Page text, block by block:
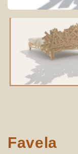
Favela